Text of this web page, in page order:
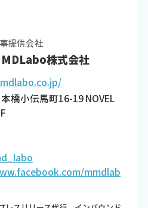
提供会社
株式会社
橋小伝馬町16-19 NOVEL
mmdlab